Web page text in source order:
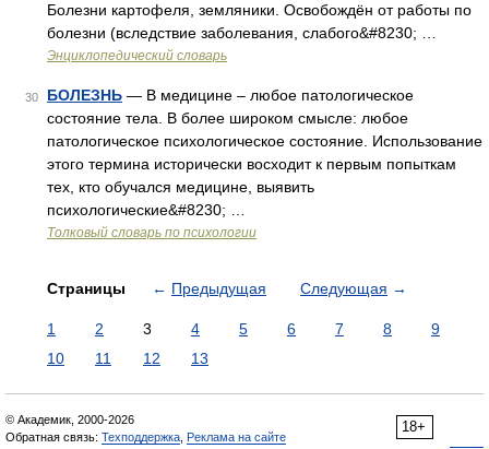
Болезни картофеля, земляники. Освобождён от работы по
болезни (вследствие заболевания, слабого&#8230; …
Энциклопедический словарь
30 БОЛЕЗНЬ — В медицине – любое патологическое
состояние тела. В более широком смысле: любое
патологическое психологическое состояние. Использование
этого термина исторически восходит к первым попыткам
тех, кто обучался медицине, выявить
психологические&#8230; …
Толковый словарь по психологии
Страницы ← Предыдущая Следующая →
1 2 3 4 5 6 7 8
9
10
11 12 13
18+
© Академик, 2000-2026
Обратная связь: Техподдержка Реклама на сайте